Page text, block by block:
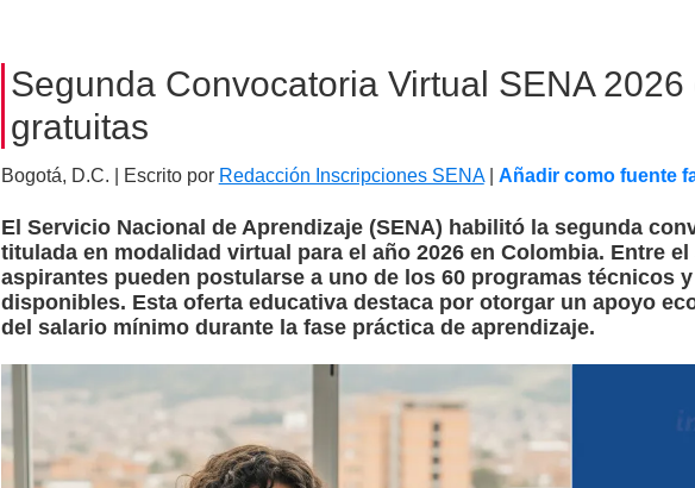
Segunda Convocatoria Virtual SENA
gratuitas
Bogotá, D.C. | Escrito por Redacción Inscripciones SENA| Añadir como fuente
El Servicio Nacional de Aprendizaje (SENA) habilitó la segunda
titulada en modalidad virtual para el año 2026 en Colombia. Entre
aspirantes pueden postularse a uno de los 60 programas técnicos
disponibles. Esta oferta educativa destaca por otorgar un apoyo
del salario mínimo durante la fase práctica de aprendizaje.